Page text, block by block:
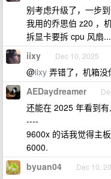
别考虑升级了，一步
我用的乔思伯 z20 ，
拆显卡要拆 cpu 风扇
iixy Dec 10, 2025
@iixy 弄错了，机箱没
AEDaydreamer
还能在 2025 年看到
----
9600x 的话我觉得主
6000.
byuan04 Dec 10,